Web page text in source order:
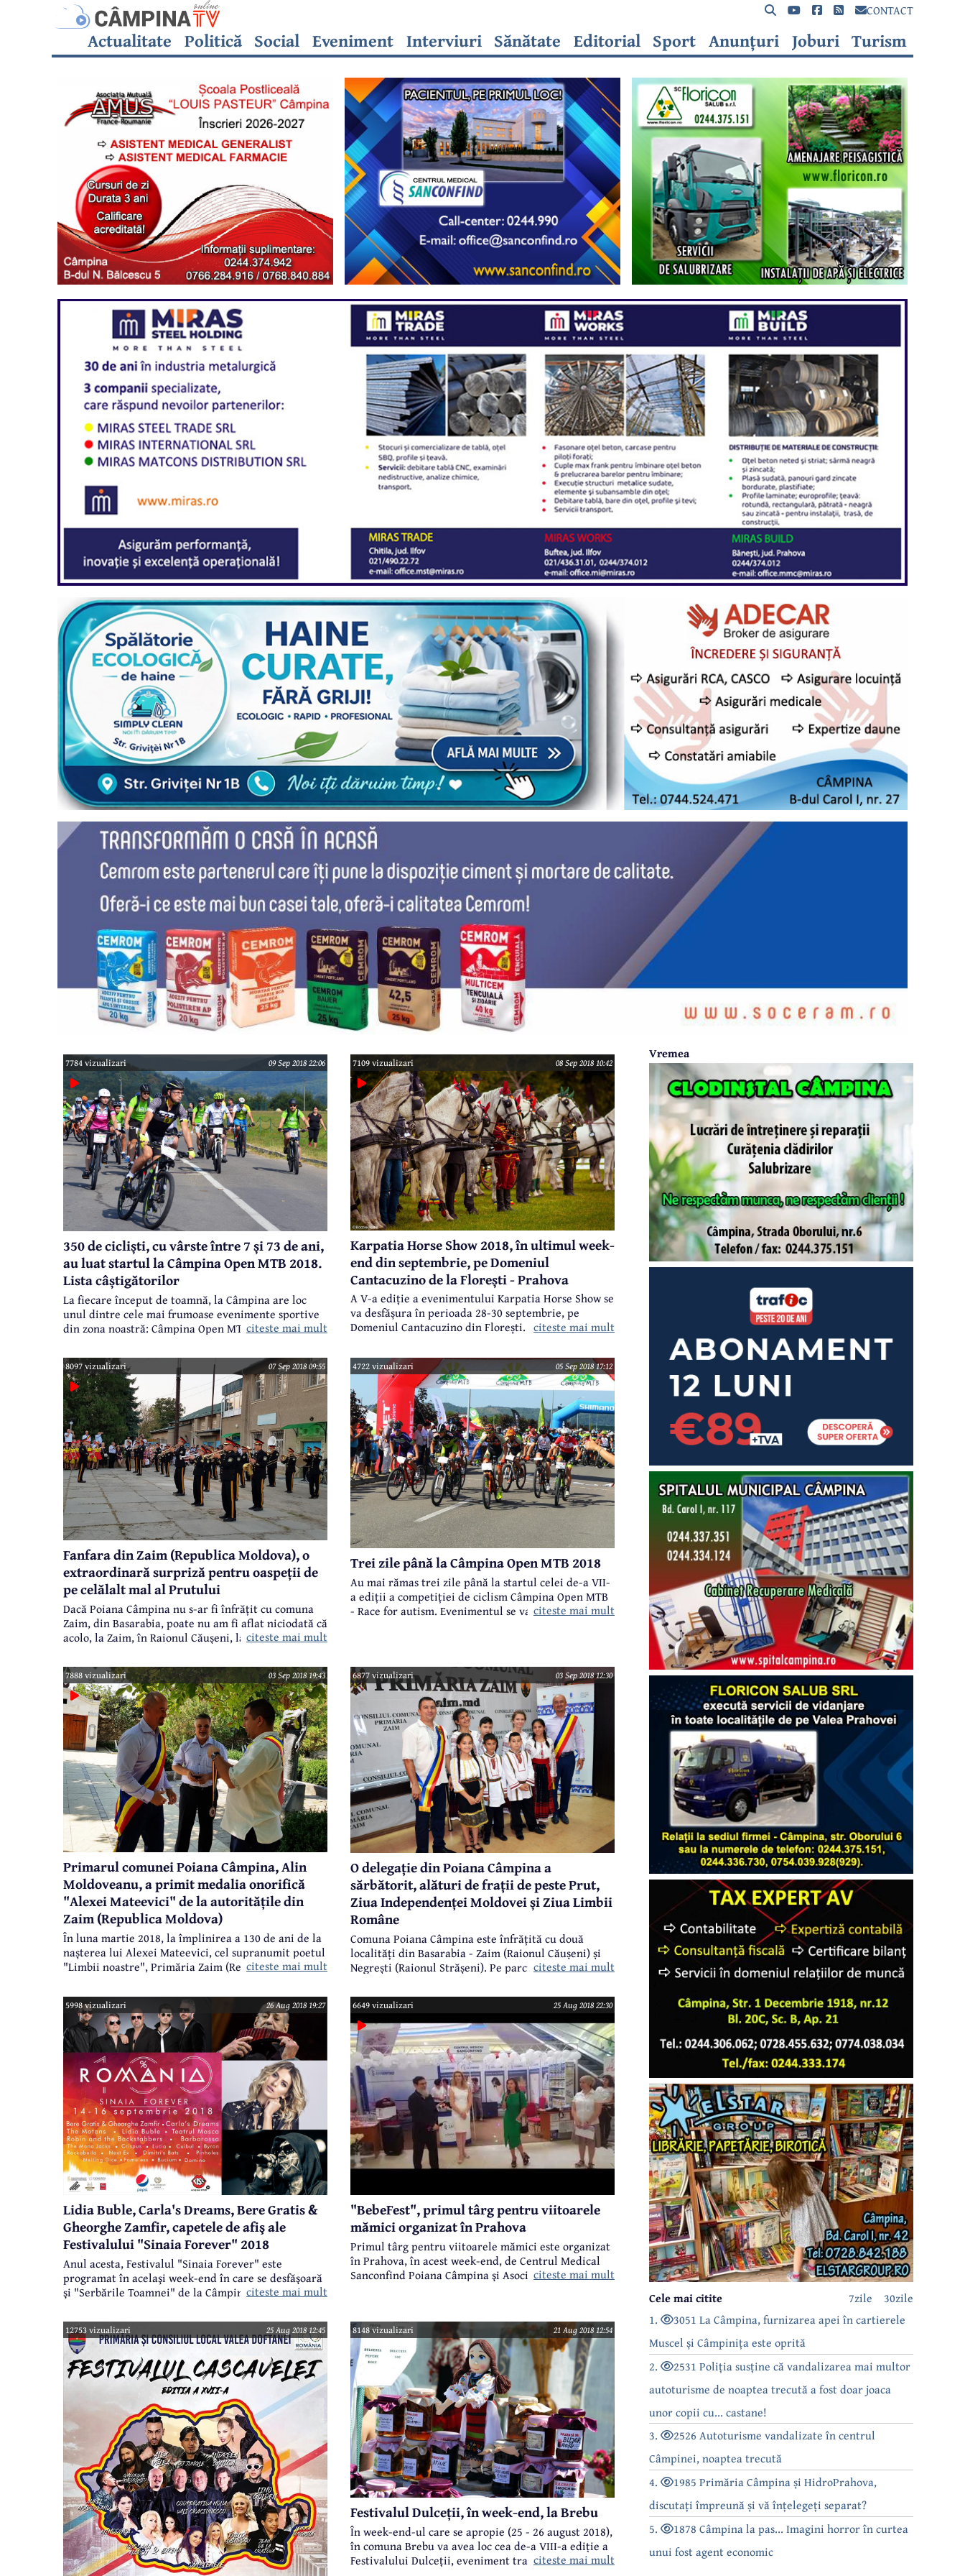
CONTACT
Actualitate Politică Social Eveniment Interviuri Sănătate Editorial Sport Anunțuri Joburi Turism
7784 vizualizari 09 Sep 2018 22:06
350 de cicliști, cu vârste între 7 și 73 de ani,
au luat startul la Câmpina Open MTB 2018.
Lista câștigătorilor
La fiecare început de toamnă, la Câmpina are loc
unul dintre cele mai frumoase evenimente sportive
din zona noastră: Câmpina Open MTB - Race for
Romanian Angel Appeal și Asociația "Glasul
Autismului" și la startul căreia s-au înscris, în acest
an, aproximativ 350 de cicliști cu vârste cuprinse
între 7 și 73 de ani. Cicliști profesioniști de la
cluburile din țară, cicliști amatori, mulți copii, dar și
numeroși iubitori ai acestui sport frumos, care
câștigă tot mai mult teren și la noi.
citeste mai mult
7109 vizualizari 08 Sep 2018 10:42
Karpatia Horse Show 2018, în ultimul week-
end din septembrie, pe Domeniul
Cantacuzino de la Florești - Prahova
A V-a ediție a evenimentului Karpatia Horse Show se
va desfășura în perioada 28-30 septembrie, pe
Domeniul Cantacuzino din Florești. Karpatia Horse
dar organizatorii consideră că bucuria din ochii
copiilor și fascinația adulților față de sportul
ecvestru fac să continue această poveste la o
intensitate și mai mare de la un an la altul. Ca
noutate, în acest an spectatorii vor putea urmări
competiții și show-uri ecvestre nu doar pe terenul
principal de concurs, ci și pe o a două arenă,
pregătită special de organizatori pentru un plus de
spectacol.
citeste mai mult
8097 vizualizari 07 Sep 2018 09:55
Fanfara din Zaim (Republica Moldova), o
extraordinară surpriză pentru oaspeții de
pe celălalt mal al Prutului
Dacă Poiana Câmpina nu s-ar fi înfrățit cu comuna
Zaim, din Basarabia, poate nu am fi aflat niciodată că
acolo, la Zaim, în Raionul Căușeni, la aproape 75 km
susține spectacole de neuitat. Fanfara "Valentin
Luchianov" este o mândrie pentru Zaim și o bucurie
pentru public. Priviți și admirați! (video)
citeste mai mult
4722 vizualizari 05 Sep 2018 17:12
Trei zile până la Câmpina Open MTB 2018
Au mai rămas trei zile până la startul celei de-a VII-
a ediții a competiției de ciclism Câmpina Open MTB
- Race for autism. Evenimentul se va desfășura
citeste mai mult
7888 vizualizari 03 Sep 2018 19:43
Primarul comunei Poiana Câmpina, Alin
Moldoveanu, a primit medalia onorifică
"Alexei Mateevici" de la autoritățile din
Zaim (Republica Moldova)
În luna martie 2018, la împlinirea a 130 de ani de la
nașterea lui Alexei Mateevici, cel supranumit poetul
"Limbii noastre", Primăria Zaim (Republica Moldova)
lansat o medalie în onoarea celui mai reprezentativ
scriitor născut în Basarabia. Săptămâna trecută, la
Zaim, chiar în curtea casei în care a trăit Mateevici,
medalia onorifică i-a fost oferită primarului
comunei Poiana Câmpina, Alin Moldoveanu.
citeste mai mult
6877 vizualizari 03 Sep 2018 12:30
O delegație din Poiana Câmpina a
sărbătorit, alături de frații de peste Prut,
Ziua Independenței Moldovei și Ziua Limbii
Române
Comuna Poiana Câmpina este înfrățită cu două
localități din Basarabia - Zaim (Raionul Căușeni) și
Negrești (Raionul Strășeni). Pe parcursul săptămânii
Republica Moldova pentru a participa la sărbătorile
care au avut loc la finalul lunii august - Ziua
Independenței (27 august), Ziua Limbii Române (31
august), iar între cele două mari evenimente, pe 30
august, la Zaim a marcată Ziua Diasporei intitulată
sugestiv "ACASĂ, la Zaim".
citeste mai mult
5998 vizualizari 26 Aug 2018 19:27
Lidia Buble, Carla's Dreams, Bere Gratis &
Gheorghe Zamfir, capetele de afiş ale
Festivalului "Sinaia Forever" 2018
Anul acesta, Festivalul "Sinaia Forever" este
programat în acelaşi week-end în care se desfăşoară
şi "Serbările Toamnei" de la Câmpina. Sub genericul
aniversarea Anului Centenarului, festivalul de la
Sinaia propune spectacole de excepţie, care vor avea
loc, ca la fiecare ediţie, pe scena din Parcul
"Dimitrie Ghica".
citeste mai mult
6649 vizualizari 25 Aug 2018 22:30
"BebeFest", primul târg pentru viitoarele
mămici organizat în Prahova
Primul târg pentru viitoarele mămici este organizat
în Prahova, în acest week-end, de Centrul Medical
Sanconfind Poiana Câmpina şi Asociaţia pentru
închide duminică seară. Sloganul acestei prime
ediţii este "Transformă emoţia naşterii în bucurie".
citeste mai mult
12753 vizualizari 25 Aug 2018 12:45 8148 vizualizari 21 Aug 2018 12:54
Festivalul Dulceții, în week-end, la Brebu
În week-end-ul care se apropie (25 - 26 august 2018),
în comuna Brebu va avea loc cea de-a VIII-a ediție a
Festivalului Dulceții, eveniment tradițional,citeste mai mult
Vremea
30zile
7zile
Cele mai citite
1.
3051 La Câmpina, furnizarea apei în cartierele
Muscel și Câmpinița este oprită
2.
2531 Poliția susține că vandalizarea mai multor
autoturisme de noaptea trecută a fost doar joaca
unor copii cu... castane!
3.
2526 Autoturisme vandalizate în centrul
Câmpinei, noaptea trecută
4.
1985 Primăria Câmpina și HidroPrahova,
discutați împreună și vă înțelegeți separat?
5.
1878 Câmpina la pas... Imagini horror în curtea
unui fost agent economic